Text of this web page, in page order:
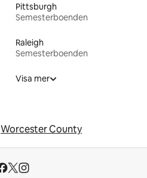
Pittsburgh
Semesterboenden
Raleigh
Semesterboenden
Visa mer
Worcester County